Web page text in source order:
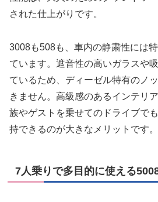
された仕上がりです。
3008も508も、車内の静粛性には
ています。遮音性の高いガラスや
ているため、ディーゼル特有のノ
きません。高級感のあるインテリ
族やゲストを乗せてのドライブで
持できるのが大きなメリットです。
7人乗りで多目的に使える